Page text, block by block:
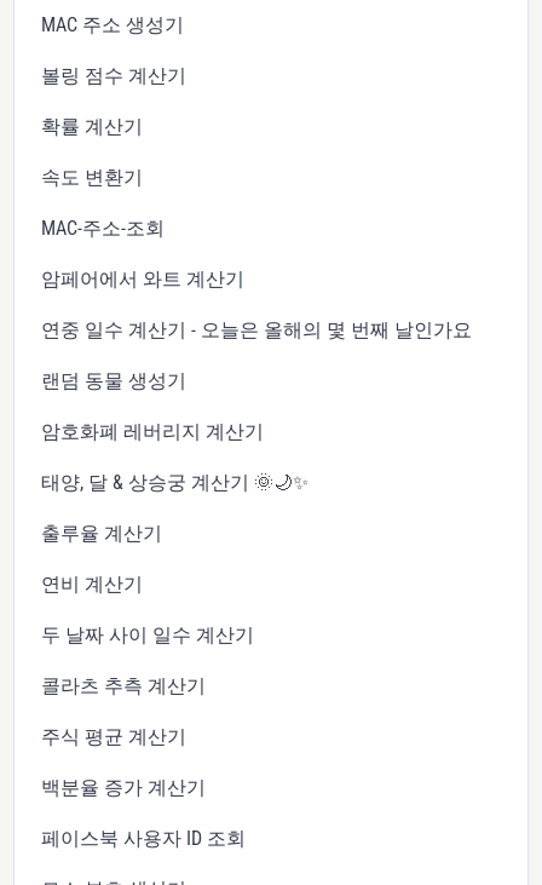
MAC 주소 생성기
볼링 점수 계산기
확률 계산기
속도 변환기
MAC-주소-조회
암페어에서 와트 계산기
연중 일수 계산기 - 오늘은 올해의 몇 번째 날인가요
랜덤 동물 생성기
암호화폐 레버리지 계산기
태양, 달 & 상승궁 계산기 🌞🌙✨
출루율 계산기
연비 계산기
두 날짜 사이 일수 계산기
콜라츠 추측 계산기
주식 평균 계산기
백분율 증가 계산기
페이스북 사용자 ID 조회